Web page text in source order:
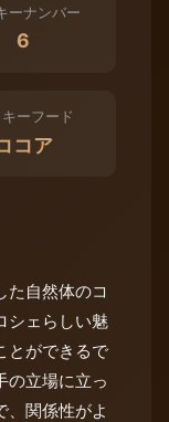
ーナンバー
6
ーフード
コア
た自然体のコ
シェらしい魅
とができるで
の立場に立っ
、関係性がよ